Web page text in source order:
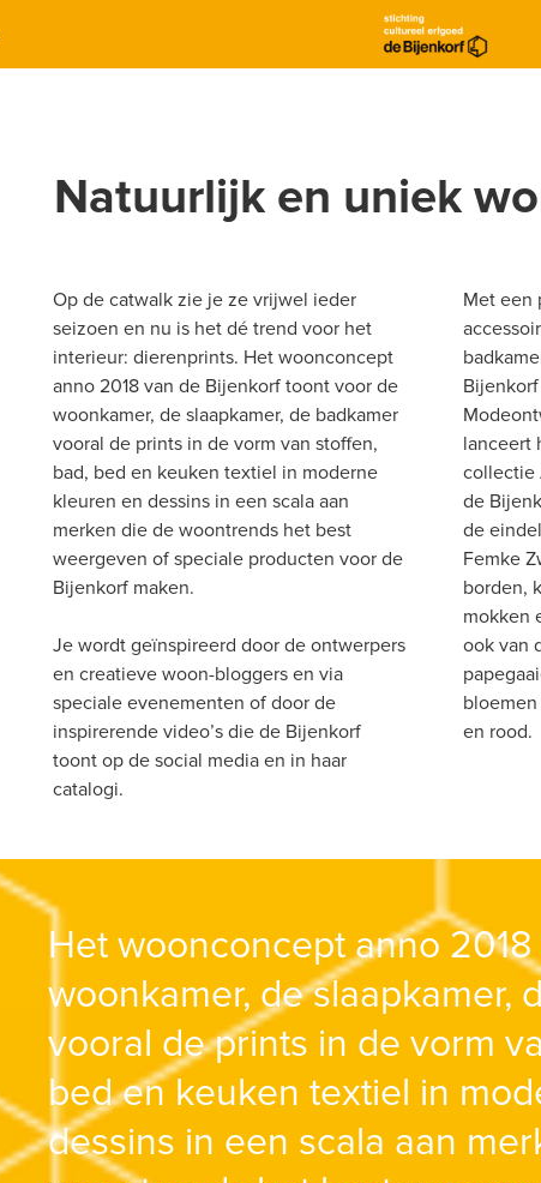
Natuurlijk en uniek
Op de catwalk zie je ze vrijwel ieder
seizoen en nu is het dé trend voor het
interieur: dierenprints. Het woonconcept
anno 2018 van de Bijenkorf toont voor de
woonkamer, de slaapkamer, de badkamer
vooral de prints in de vorm van stoffen,
bad, bed en keuken textiel in moderne
kleuren en dessins in een scala aan
merken die de woontrends het best
weergeven of speciale producten voor de
Bijenkorf maken.
Je wordt geïnspireerd door de ontwerpers
en creatieve woon-bloggers en via
speciale evenementen of door de
inspirerende video’s die de Bijenkorf
toont op de social media en in haar
catalogi.
Met een
lanceert
collectie
de
de
Femke
borden,
mokken
ook van
en rood.
Het woonconcept anno
woonkamer, de slaapkamer,
vooral de prints in de vorm
bed en keuken textiel in
dessins in een scala aan